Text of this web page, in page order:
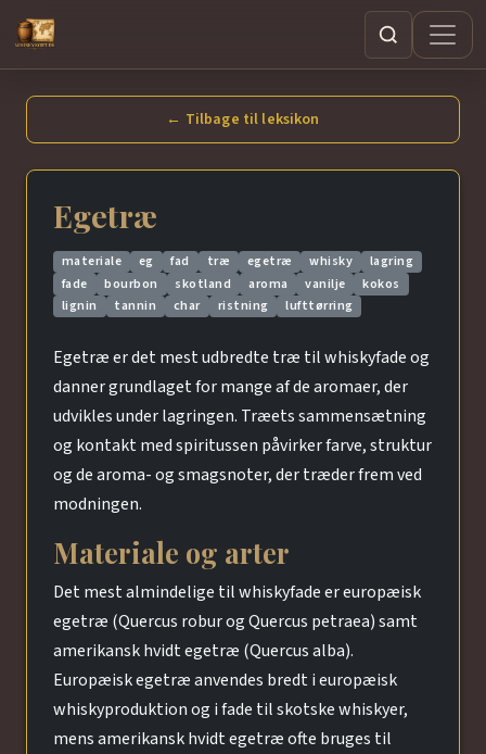
Søg
← Tilbage til leksikon
Egetræ
materiale eg fad træ egetræ whisky
lagring
fade
bourbon skotland aroma vanilje
kokos
lignin
tannin char ristning lufttørring
Egetræ er det mest udbredte træ til whiskyfade og
danner grundlaget for mange af de aromaer, der
udvikles under lagringen. Træets sammensætning
og kontakt med spiritussen påvirker farve, struktur
og de aroma- og smagsnoter, der træder frem ved
modningen.
Materiale og arter
Det mest almindelige til whiskyfade er europæisk
egetræ (Quercus robur og Quercus petraea) samt
amerikansk hvidt egetræ (Quercus alba).
Europæisk egetræ anvendes bredt i europæisk
whiskyproduktion og i fade til skotske whiskyer,
mens amerikansk hvidt egetræ ofte bruges til